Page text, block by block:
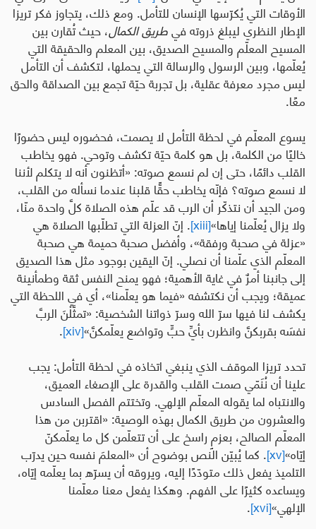
الأوقات التي يُكرّسها الإنسان للتأمل. ومع ذلك، يتجاوز فكر تريزا
الإطار النظري ليبلغ ذروته فيطريق الكمال، حيث تُقارن بين
المسيح المعلّم والمسيح الصديق، بين المعلم والحقيقة التي
يُعلّمها، وبين الرسول والرسالة التي يحملها، لتكشف أن التأمل
ليس مجرد معرفة عقلية، بل تجربة حيّة تجمع بين الصداقة والحق
معًا.
يسوع المعلّم في لحظة التأمل لا يصمت، فحضوره ليس حضورًا
خاليًا من الكلمة، بل هو كلمة حيّة تكشف وتوحي.فهو يخاطب
القلب دائمًا، حتى إن لم نسمع صوته: «أتظنون أنه لا يتكلم لأننا
لا نسمع صوته؟ فإنّه يخاطب حقًّا قلبنا عندما نسأله من القلب،
ومن الجيد أن نتذكّر أن الرب قد علّم هذه الصلاة كلَّ واحدة منّا،
ولا يزال يُعلّمنا إياها»[xiii] . إنّ العزلة التي تطلّبها الصلاة هي
«عزلة في صحبة ورفقة»، وأفضل صحبة حميمة هي صحبة
المعلّم الذي علّمنا أن نصلي. إنّ اليقين بوجود مثل هذا الصديق
إلى جانبنا أمرٌ في غاية الأهمية؛ فهو يمنح النفس ثقة وطمأنينة
عميقة؛ ويجب أن نكتشفه «فيما هو يعلّمنا»، أي في اللحظة التي
يكشف لنا فيها سرّ الله وسرّ ذواتنا الشخصية:«تمثَّلْنَ الربَّ
نفسَه بقربكنَّ وانظرن بأيِّ حبٍّ وتواضع يعلّمكنَّ»[xiv]
.
تحدد تريزا الموقف الذي ينبغي اتخاذه في لحظة التأمل: يجب
علينا أن نُنَمّي صمت القلب والقدرة على الإصغاء العميق،
والانتباه لما يقوله المعلّم الإلهي. وتختتم الفصل السادس
والعشرون من طريق الكمال بهذه الوصية: «اقتربن من هذا
المعلّم الصالح، بعزمٍ راسخ على أن تتعلّمن كل ما يعلّمكنّ
إيّاه»[xv] . كما يُبيّن النص بوضوحأن«المعلمَ نفسه حين يدرّب
التلميذ يفعل ذلك متودّدًا إليه، ويروقه أن يسرّه بما يعلّمه إيّاه،
ويساعده كثيرًا على الفهم. وهكذا يفعل معنا معلّمنا
الإلهي»[xvi]
.